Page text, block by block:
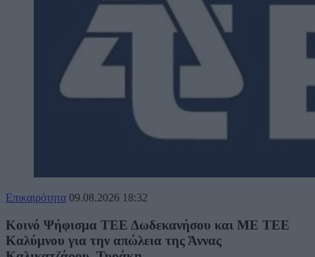
Επικαιρότητα 09.08.2026 18:32
Κοινό Ψήφισμα ΤΕΕ Δωδεκανήσου και ΜΕ ΤΕΕ
Καλύμνου για την απώλεια της Άννας